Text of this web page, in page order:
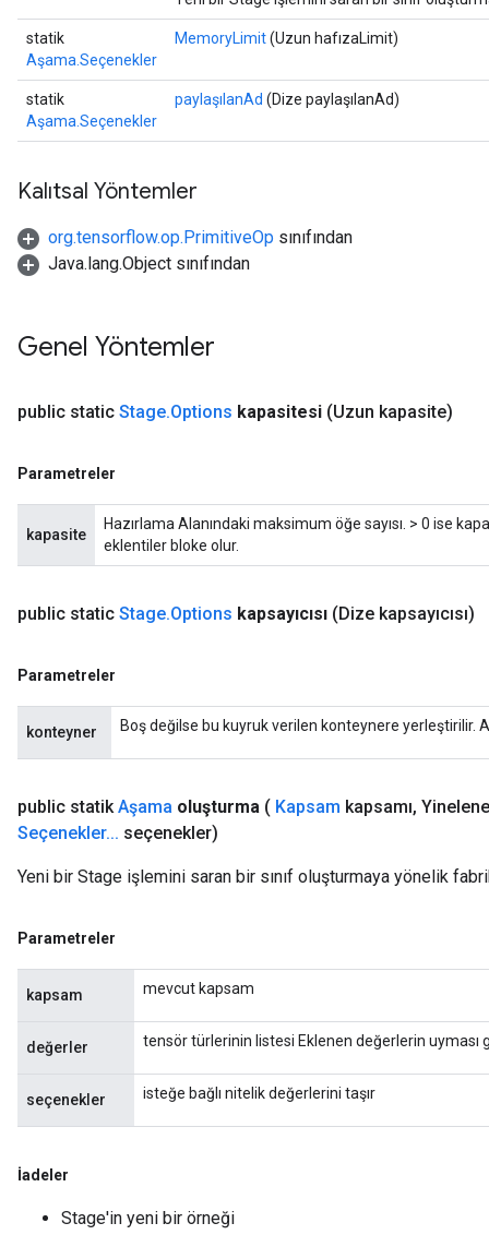
statik
Aşama.Seçenekler
MemoryLimit(Uzun hafızaLimit)
statik
Aşama.Seçenekler
paylaşılanAd (Dize paylaşılanAd)
Kalıtsal Yöntemler
org.tensorflow.op.PrimitiveOp sınıfından
Java.lang.Object sınıfından
Genel Yöntemler
public static Stage.Options kapasitesi (Uzun kapasite)
Parametreler
kapasite
Hazırlama Alanındaki maksimum öğe sayısı. > 0 ise
eklentiler bloke olur.
public static Stage.Options kapsayıcısı (Dize kapsayıcısı)
Parametreler
konteyner Boş değilse bu kuyruk verilen konteynere yerleştirilir.
public statikAşama oluşturma ( Kapsam kapsamı,
Seçenekler... seçenekler)
Yeni bir Stage işlemini saran bir sınıf oluşturmaya yönelik
Parametreler
kapsam mevcut kapsam
değerler tensör türlerinin listesi Eklenen değerlerin uyması
seçenekler isteğe bağlı nitelik değerlerini taşır
İadeler
Stage'in yeni bir örneği